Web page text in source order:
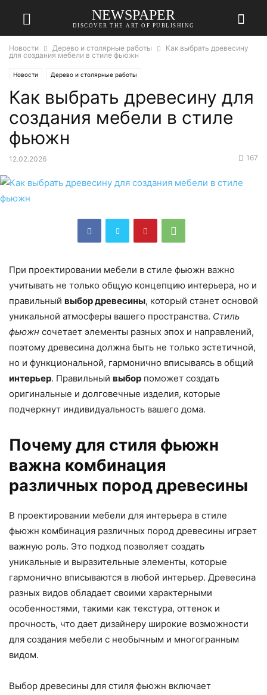
NEWSPAPER
DISCOVER THE ART OF PUBLISHING
Новости Дерево и столярные работы
Как выбрать древесину
для создания мебели в стиле фьюжн
Новости Дерево и столярные работы
Как выбрать древесину для
создания мебели в стиле
фьюжн
12.02.2026 167
При проектировании мебели в стиле фьюжн важно
учитывать не только общую концепцию интерьера, но и
правильный выбор древесины, который станет основой
уникальной атмосферы вашего пространства. Стиль
фьюжн сочетает элементы разных эпох и направлений,
поэтому древесина должна быть не только эстетичной,
но и функциональной, гармонично вписываясь в общий
интерьер. Правильный выбор поможет создать
оригинальные и долговечные изделия, которые
подчеркнут индивидуальность вашего дома.
Почему для стиля фьюжн
важна комбинация
различных пород древесины
В проектировании мебели для интерьера в стиле
фьюжн комбинация различных пород древесины играет
важную роль. Это подход позволяет создать
уникальные и выразительные элементы, которые
гармонично вписываются в любой интерьер. Древесина
разных видов обладает своими характерными
особенностями, такими как текстура, оттенок и
прочность, что дает дизайнеру широкие возможности
для создания мебели с необычным и многогранным
видом.
Выбор древесины для стиля фьюжн включает